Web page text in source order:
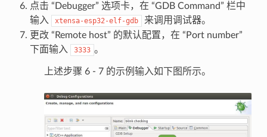
点击 “Debugger” 选项卡，在 “GDB Command” 栏中
输入
xtensa-esp32-elf-gdb
来调用调试器。
更改 “Remote host” 的默认配置，在 “Port number”
下面输入
3333 。
上述步骤 6 - 7 的示例输入如下图所示。